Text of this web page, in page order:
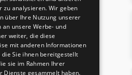
zu analysieren. Wir geben
über Ihre Nutzung unserer
an unsere Werbe- und
weiter, die diese
mit anderen Informationen
die Sie ihnen bereitgestellt
sie im Rahmen Ihrer
Dienste gesammelt haben.